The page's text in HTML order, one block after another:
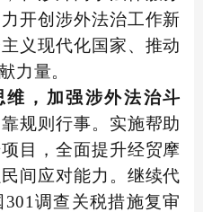
开创涉外法治工作新
义现代化国家、推动
力量。
维，加强涉外法治斗
规则行事。实施帮助
目，全面提升经贸摩
间应对能力。继续代
调查关税措施复审